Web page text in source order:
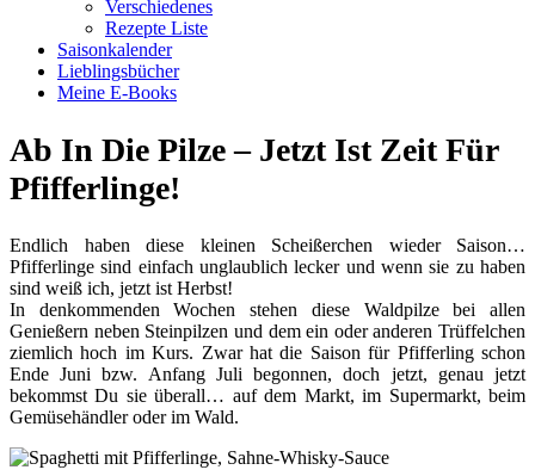
Verschiedenes
Rezepte Liste
Saisonkalender
Lieblingsbücher
Meine E-Books
Ab In Die Pilze – Jetzt Ist Zeit Für
Pfifferlinge!
Endlich haben diese kleinen Scheißerchen wieder Saison…
Pfifferlinge sind einfach unglaublich lecker und wenn sie zu haben
sind weiß ich, jetzt ist Herbst!
In denkommenden Wochen stehen diese Waldpilze bei allen
Genießern neben Steinpilzen und dem ein oder anderen Trüffelchen
ziemlich hoch im Kurs. Zwar hat die Saison für Pfifferling schon
Ende Juni bzw. Anfang Juli begonnen, doch jetzt, genau jetzt
bekommst Du sie überall… auf dem Markt, im Supermarkt, beim
Gemüsehändler oder im Wald.